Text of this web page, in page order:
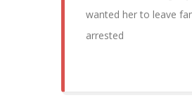
wanted her to leave
arrested